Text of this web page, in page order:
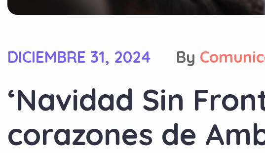
DICIEMBRE 31, 2024 By
‘Navidad Sin
corazones de